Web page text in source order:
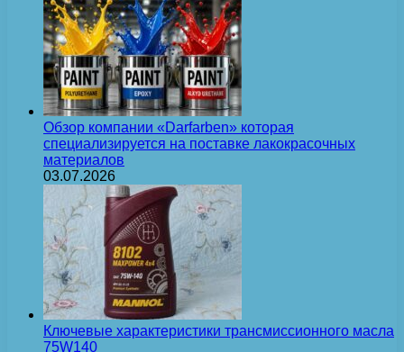
Обзор компании «Darfarben» которая
специализируется на поставке лакокрасочных
материалов
03.07.2026
Ключевые характеристики трансмиссионного масла
75W140